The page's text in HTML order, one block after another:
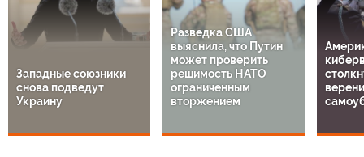
Западные союзники
снова подведут
Украину
Разведка США
выяснила, что Путин
может проверить
решимость НАТО
ограниченным
вторжением